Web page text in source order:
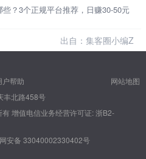
？3个正规平台推荐，日赚30-50元
出自：集客圈小编Z
户帮助
网站地图
丰北路458号
有增值电信业务经营许可证: 浙B2-
安备 33040002330402号